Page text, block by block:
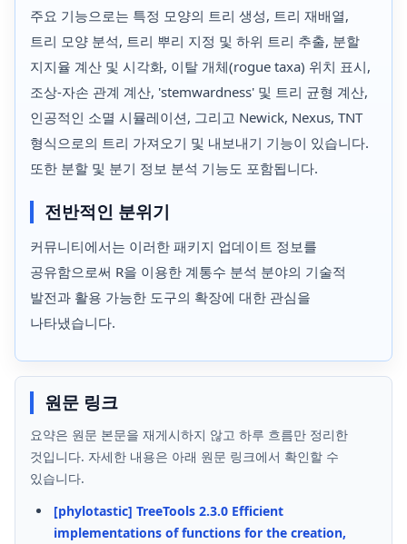
주요 기능으로는 특정 모양의 트리 생성, 트리 재배열,
트리 모양 분석, 트리 뿌리 지정 및 하위 트리 추출, 분할
지지율 계산 및 시각화, 이탈 개체(rogue taxa) 위치 표시,
조상-자손 관계 계산, 'stemwardness' 및 트리 균형 계산,
인공적인 소멸 시뮬레이션, 그리고 Newick, Nexus, TNT
형식으로의 트리 가져오기 및 내보내기 기능이 있습니다.
또한 분할 및 분기 정보 분석 기능도 포함됩니다.
전반적인 분위기
커뮤니티에서는 이러한 패키지 업데이트 정보를
공유함으로써 R을 이용한 계통수 분석 분야의 기술적
발전과 활용 가능한 도구의 확장에 대한 관심을
나타냈습니다.
원문 링크
요약은 원문 본문을 재게시하지 않고 하루 흐름만 정리한
것입니다. 자세한 내용은 아래 원문 링크에서 확인할 수
있습니다.
[phylotastic] TreeTools 2.3.0 Efficient
implementations of functions for the creation,